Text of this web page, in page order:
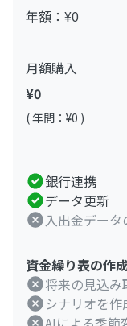
年額：¥0
月額購入
¥0
( 年間：¥0 )
銀行連携
データ更新
入出金データ
資金繰り表の作
将来の見込み
シナリオを